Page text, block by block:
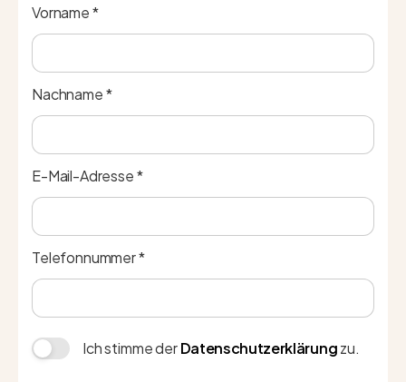
Vorname *
Nachname *
E-Mail-Adresse *
Telefonnummer *
Ich stimme derDatenschutzerklärungzu.